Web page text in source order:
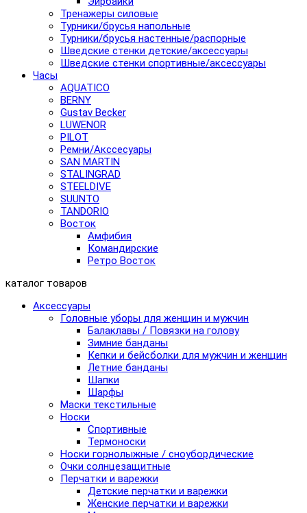
Тренажеры силовые
Турники/брусья напольные
Турники/брусья настенные/распорные
Шведские стенки детские/аксессуары
Шведские стенки спортивные/аксессуары
Часы
AQUATICO
BERNY
Gustav Becker
LUWENOR
PILOT
Pемни/Акссесуары
SAN MARTIN
STALINGRAD
STEELDIVE
SUUNTO
TANDORIO
Восток
Амфибия
Командирские
Ретро Восток
каталог товаров
Аксессуары
Головные уборы для женщин и мужчин
Балаклавы / Повязки на голову
Зимние банданы
Кепки и бейсболки для мужчин и женщин
Летние банданы
Шапки
Шарфы
Маски текстильные
Носки
Спортивные
Термоноски
Носки горнолыжные / сноубордические
Очки солнцезащитные
Перчатки и варежки
Детские перчатки и варежки
Женские перчатки и варежки